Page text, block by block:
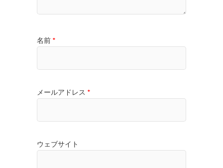
名前 *
メールアドレス *
ウェブサイト